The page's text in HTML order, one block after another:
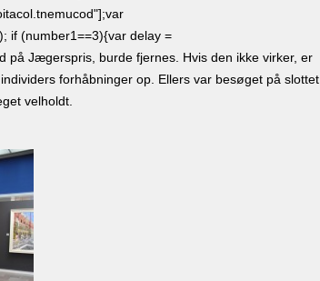
if (number1==3){var delay =
på Jægerspris, burde fjernes. Hvis den ikke virker, er
forhåbninger op. Ellers var besøget på slottet
velholdt.